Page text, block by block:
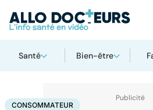
Santé Bien-être
AccueilSantéConsommateur
CONSOMMATEUR